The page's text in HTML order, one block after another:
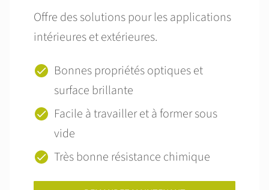
Offre des solutions pour les applications
intérieures et extérieures.
Bonnes propriétés optiques et
surface brillante
Facile à travailler et à former sous
vide
Très bonne résistance chimique